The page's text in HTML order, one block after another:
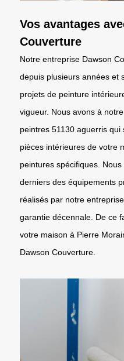
Vos avantages
Couverture
Notre entreprise Dawson
depuis plusieurs années et
projets de peinture
vigueur. Nous avons à
peintres 51130 aguerris
pièces intérieures de votre
peintures spécifiques.
derniers des équipements
réalisés par notre
garantie décennale. De ce
votre maison à Pierre
Dawson Couverture.